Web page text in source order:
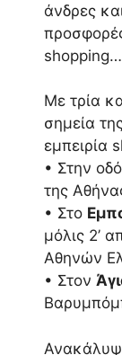
άνδρες
Με τρία
σημεία
εμπειρία
• Στην οδό
της
• Στο
μόλις 2’
Αθηνών
• Στον